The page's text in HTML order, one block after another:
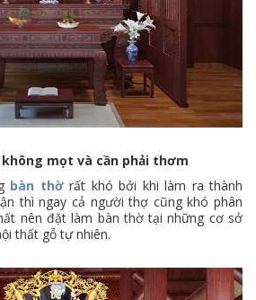
mọt và cần phải thơm
bàn thờrất khó bởi khi làm ra thành
thì ngay cả người thợ cũng khó phân
nên đặt làm bàn thờ tại những cơ sở
thất gỗ tự nhiên.